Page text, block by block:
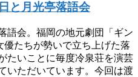
と月光亭落語会
語会。福岡の地元劇団「ギン
優たちが勢いで立ち上げた落
たいことに毎度冷泉荘を演芸
いただいています。今回は渡